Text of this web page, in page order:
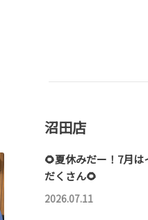
沼田店
🌻夏休みだー！7月は
だくさん🌻
2026.07.11